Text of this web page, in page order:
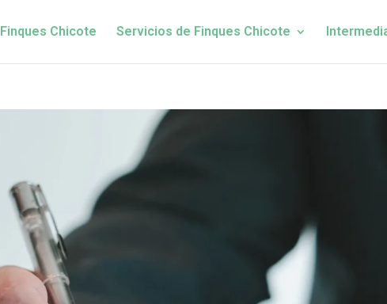
Finques Chicote Servicios de Finques Chicote